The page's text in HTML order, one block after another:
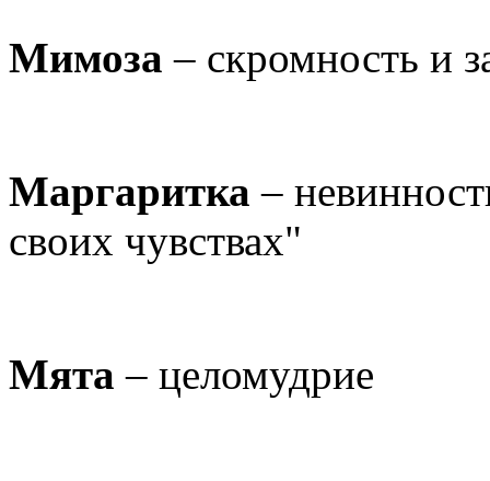
Мимоза – скромность и
Маргаритка –
своих чувствах"
Мята – целомудрие